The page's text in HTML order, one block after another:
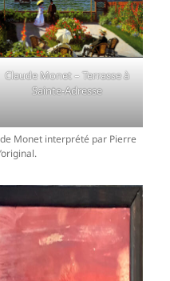
Claude Monet – Terrasse à
Sainte-Adresse
Monet interprété par Pierre